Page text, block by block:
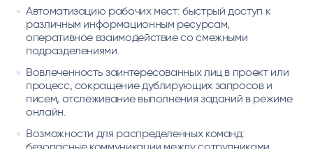
Автоматизацию рабочих мест: быстрый доступ к
различным информационным ресурсам,
оперативное взаимодействие со смежными
подразделениями.
Вовлеченность заинтересованных лиц в проект или
процесс, сокращение дублирующих запросов и
писем, отслеживание выполнения заданий в режиме
онлайн.
Возможности для распределенных команд: